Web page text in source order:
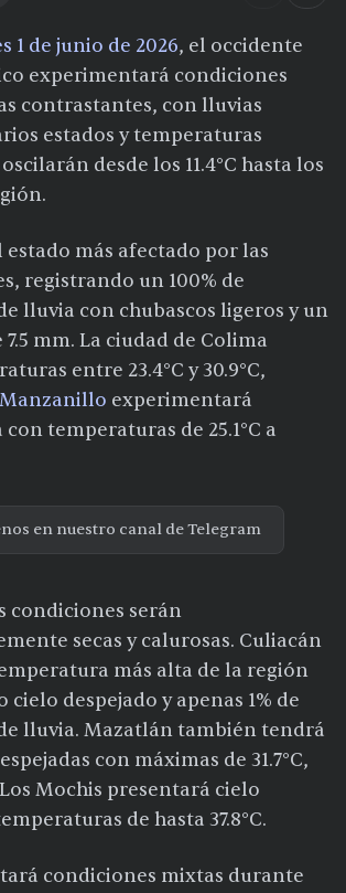
1 de junio de 2026, el occidente
experimentará condiciones
contrastantes, con lluvias
estados y temperaturas
desde los 11.4°C hasta los
estado más afectado por las
registrando un 100% de
lluvia con chubascos ligeros y un
mm. La ciudad de Colima
entre 23.4°C y 30.9°C,
Manzanillo experimentará
temperaturas de 25.1°C a
en nuestro canal de Telegram
condiciones serán
secas y calurosas. Culiacán
más alta de la región
cielo despejado y apenas 1% de
lluvia. Mazatlán también tendrá
con máximas de 31.7°C,
Mochis presentará cielo
de hasta 37.8°C.
condiciones mixtas durante